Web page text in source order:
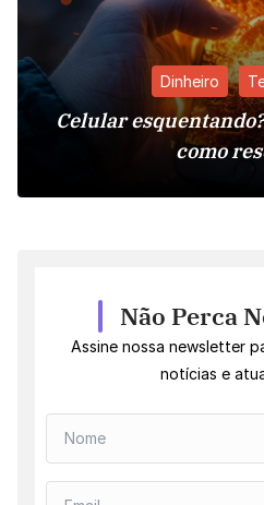
Dinheiro
Celular
como
Não Perca
Assine nossa newsletter
notícias e